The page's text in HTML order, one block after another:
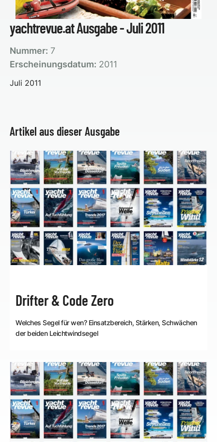
yachtrevue.at Ausgabe - Juli 2011
Nummer: 7
Erscheinungsdatum: 2011
Juli 2011
Artikel aus dieser Ausgabe
Drifter & Code Zero
Welches Segel für wen? Einsatzbereich, Stärken, Schwächen
der beiden Leichtwindsegel